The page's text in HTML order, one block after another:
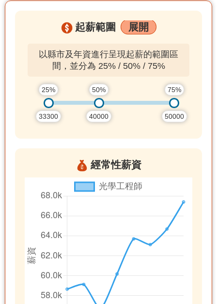
起薪範圍 展開
以縣市及年資進行呈現起薪的範圍區
間，並分為 25% / 50% / 75%
25%
33300
50%
40000
75%
50000
經常性薪資